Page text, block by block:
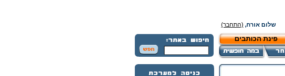
שלום אורח, (התחבר)
פינת הכותבים